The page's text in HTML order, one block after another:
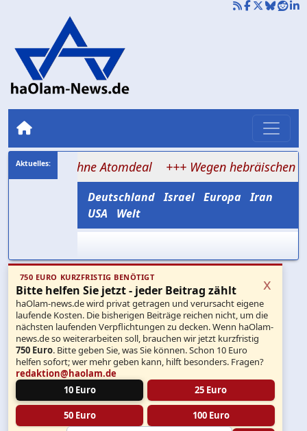
ohne Atomdeal +++ Wegen hebräischen Akzents
Deutschland Israel Europa Iran
USA
Welt
750 EURO KURZFRISTIG BENÖTIGT
Bitte helfen Sie jetzt - jeder Beitrag zählt
haOlam-news.de wird privat getragen und verursacht eigene
laufende Kosten. Die bisherigen Beiträge reichen nicht, um die
nächsten laufenden Verpflichtungen zu decken. Wenn haOlam-
news.de so weiterarbeiten soll, brauchen wir jetzt kurzfristig
750 Euro. Bitte geben Sie, was Sie können. Schon 10 Euro
helfen sofort; wer mehr geben kann, hilft besonders. Fragen?
redaktion@haolam.de
10 Euro
25 Euro
50 Euro 100 Euro
x